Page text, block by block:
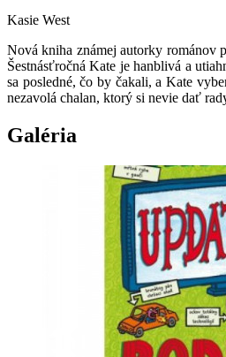
Kasie West
Nová kniha známej autorky románov
Šestnásťročná Kate je hanblivá a
sa posledné, čo by čakali, a Kate
nezavolá chalan, ktorý si nevie dať
Galéria